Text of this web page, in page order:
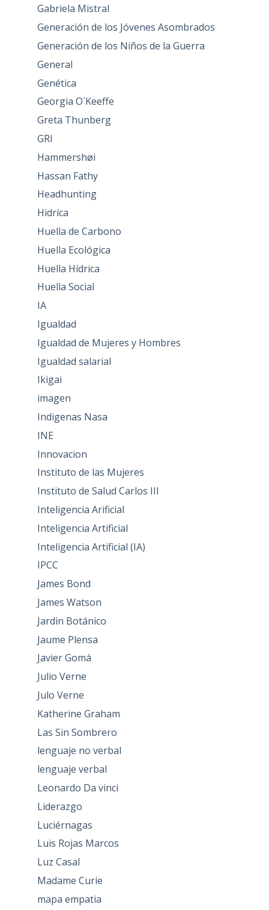
Gabriela Mistral
Generación de los Jóvenes Asombrados
Generación de los Niños de la Guerra
General
Genética
Georgia O´Keeffe
Greta Thunberg
GRI
Hammershøi
Hassan Fathy
Headhunting
Hidríca
Huella de Carbono
Huella Ecológica
Huella Hídrica
Huella Social
IA
Igualdad
Igualdad de Mujeres y Hombres
Igualdad salarial
Ikigai
imagen
Indigenas Nasa
INE
Innovacion
Instituto de las Mujeres
Instituto de Salud Carlos III
Inteligencia Arificial
Inteligencia Artificial
Inteligencia Artificial (IA)
IPCC
James Bond
James Watson
Jardin Botánico
Jaume Plensa
Javier Gomá
Julio Verne
Julo Verne
Katherine Graham
Las Sin Sombrero
lenguaje no verbal
lenguaje verbal
Leonardo Da vinci
Liderazgo
Luciérnagas
Luis Rojas Marcos
Luz Casal
Madame Curie
mapa empatia